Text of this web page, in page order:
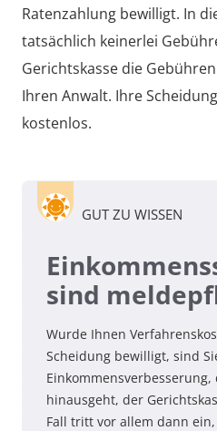
Ratenzahlung bewilligt. In
tatsächlich keinerlei
Gerichtskasse die
Ihren Anwalt. Ihre
kostenlos.
GUT ZU WISSEN
sind
Wurde Ihnen
Scheidung bewilligt, sind
Einkommensverbesserung,
hinausgeht, der
Fall tritt vor allem dann